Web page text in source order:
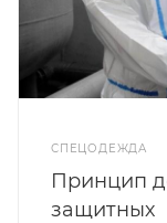
СПЕЦОДЕЖДА
Принцип
защитных